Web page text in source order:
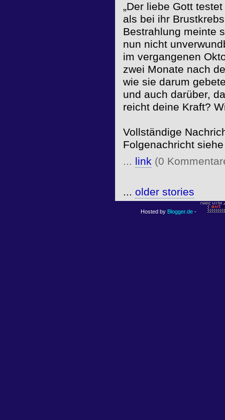
„Der liebe Gott
als bei ihr
Bestrahlung meinte
nun nicht
im vergangenen
zwei Monate nach
wie sie darum
und auch darüber,
reicht deine Kraft?
Vollständige
Folgenachricht
... link(0
... older stories
Hosted by Blogger.de -